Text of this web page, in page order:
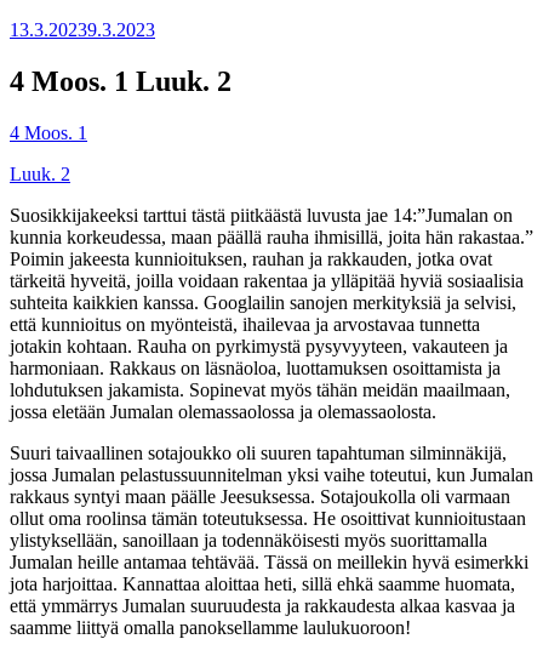
Julkaistu
13.3.20239.3.2023
4 Moos. 1 Luuk. 2
4 Moos. 1
Luuk. 2
Suosikkijakeeksi tarttui tästä piitkäästä luvusta jae 14:”Jumalan on
kunnia korkeudessa, maan päällä rauha ihmisillä, joita hän rakastaa.”
Poimin jakeesta kunnioituksen, rauhan ja rakkauden, jotka ovat
tärkeitä hyveitä, joilla voidaan rakentaa ja ylläpitää hyviä sosiaalisia
suhteita kaikkien kanssa. Googlailin sanojen merkityksiä ja selvisi,
että kunnioitus on myönteistä, ihailevaa ja arvostavaa tunnetta
jotakin kohtaan. Rauha on pyrkimystä pysyvyyteen, vakauteen ja
harmoniaan. Rakkaus on läsnäoloa, luottamuksen osoittamista ja
lohdutuksen jakamista. Sopinevat myös tähän meidän maailmaan,
jossa eletään Jumalan olemassaolossa ja olemassaolosta.
Suuri taivaallinen sotajoukko oli suuren tapahtuman silminnäkijä,
jossa Jumalan pelastussuunnitelman yksi vaihe toteutui, kun Jumalan
rakkaus syntyi maan päälle Jeesuksessa. Sotajoukolla oli varmaan
ollut oma roolinsa tämän toteutuksessa. He osoittivat kunnioitustaan
ylistyksellään, sanoillaan ja todennäköisesti myös suorittamalla
Jumalan heille antamaa tehtävää. Tässä on meillekin hyvä esimerkki
jota harjoittaa. Kannattaa aloittaa heti, sillä ehkä saamme huomata,
että ymmärrys Jumalan suuruudesta ja rakkaudesta alkaa kasvaa ja
saamme liittyä omalla panoksellamme laulukuoroon!